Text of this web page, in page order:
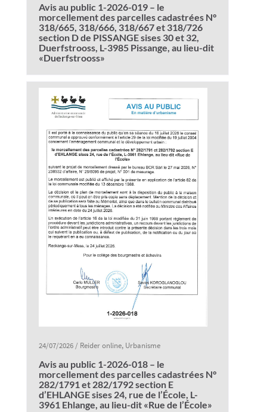
Avis au public 1-2026-019 – le
morcellement des parcelles cadastrées N°
318/665, 318/666, 318/667 et 318/726
section D de PISSANGE sises 30 et 32,
Duerfstrooss, L-3985 Pissange, au lieu-dit
«Duerfstrooss»
24/07/2026/ Reider online, Urbanisme
Avis au public 1-2026-018 – le
morcellement des parcelles cadastrées N°
282/1791 et 282/1792 section E
d’EHLANGE sises 24, rue de l’École, L-
3961 Ehlange, au lieu-dit «Rue de l’École»